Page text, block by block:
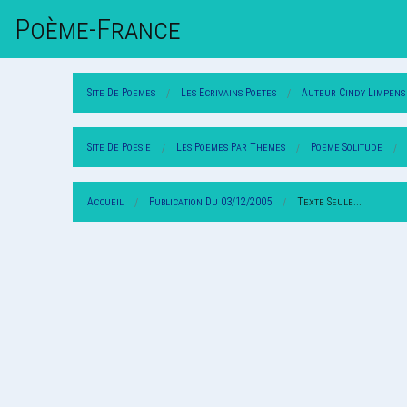
Poème-FrAnce
Site De Poemes Les Ecrivains Poetes Auteur Cindy Limpens
Site De Poesie Les Poemes Par Themes Poeme Solitude
Accueil Publication Du 03/12/2005 Texte Seule...